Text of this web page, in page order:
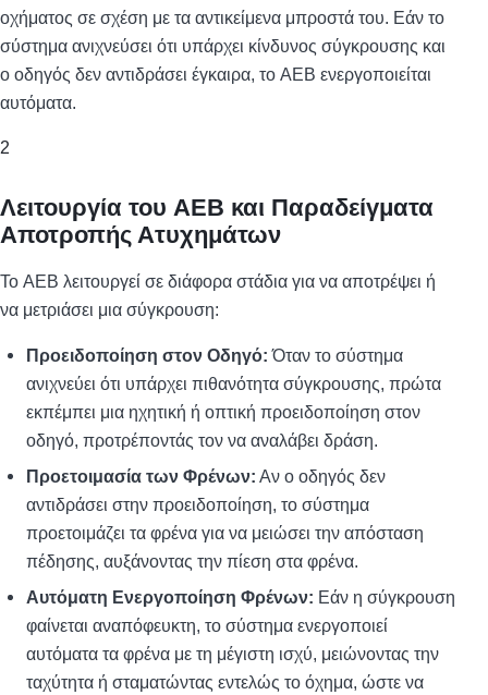
οχήματος σε σχέση με τα αντικείμενα μπροστά του. Εάν το
σύστημα ανιχνεύσει ότι υπάρχει κίνδυνος σύγκρουσης και
ο οδηγός δεν αντιδράσει έγκαιρα, το AEB ενεργοποιείται
αυτόματα.
2
Λειτουργία του AEB και Παραδείγματα
Αποτροπής Ατυχημάτων
Το AEB λειτουργεί σε διάφορα στάδια για να αποτρέψει ή
να μετριάσει μια σύγκρουση:
Προειδοποίηση στον Οδηγό: Όταν το σύστημα
ανιχνεύει ότι υπάρχει πιθανότητα σύγκρουσης, πρώτα
εκπέμπει μια ηχητική ή οπτική προειδοποίηση στον
οδηγό, προτρέποντάς τον να αναλάβει δράση.
Προετοιμασία των Φρένων: Αν ο οδηγός δεν
αντιδράσει στην προειδοποίηση, το σύστημα
προετοιμάζει τα φρένα για να μειώσει την απόσταση
πέδησης, αυξάνοντας την πίεση στα φρένα.
Αυτόματη Ενεργοποίηση Φρένων: Εάν η σύγκρουση
φαίνεται αναπόφευκτη, το σύστημα ενεργοποιεί
αυτόματα τα φρένα με τη μέγιστη ισχύ, μειώνοντας την
ταχύτητα ή σταματώντας εντελώς το όχημα, ώστε να